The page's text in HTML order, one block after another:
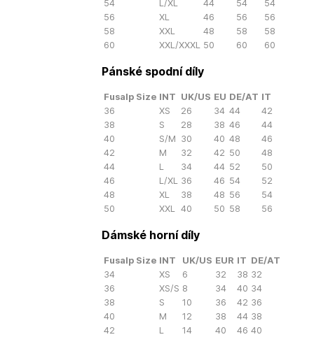
54 L/XL 44 54
54
56
XL 46 56
56
58
XXL 48 58
58
60
XXL/XXXL 50 60 60
Pánské spodní díly
Fusalp Size INT UK/US EU DE/AT IT
36
XS 26 34 44
42
38
S 28 38 46
44
40
S/M 30 40 48
46
42
M 32 42 50
48
44
L 34 44 52
50
46
L/XL 36 46 54
52
48
XL 38 48 56
54
50
XXL 40 50 58 56
Dámské horní díly
Fusalp Size INT UK/US EUR IT DE/AT
34
XS 6 32 38 32
36
XS/S 8 34 40 34
38
S 10 36 42 36
40
M 12 38 44 38
42
L 14 40 46 40